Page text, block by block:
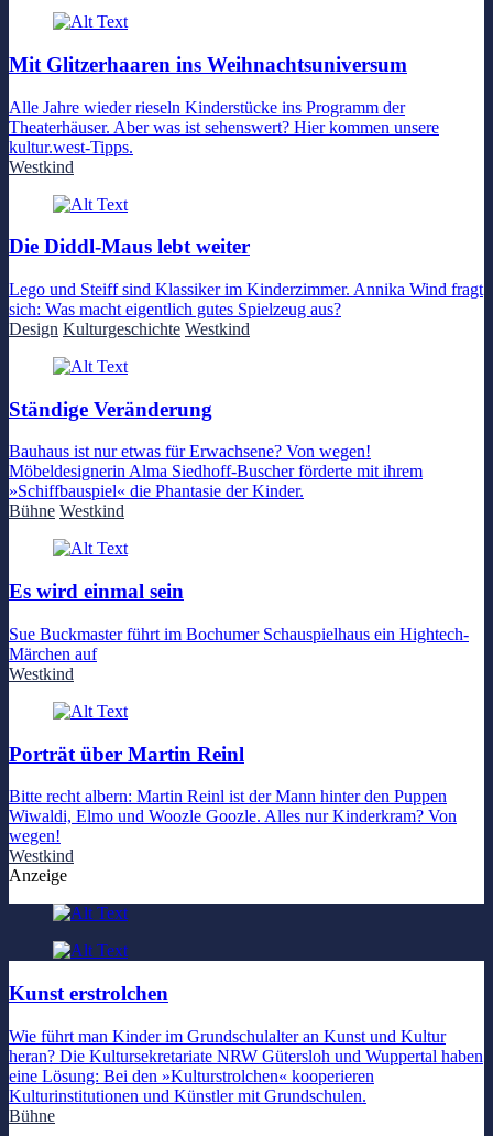
Mit Glitzerhaaren ins Weihnachtsuniversum
Alle Jahre wieder rieseln Kinderstücke ins Programm der
Theaterhäuser. Aber was ist sehenswert? Hier kommen unsere
kultur.west-Tipps.
Westkind
Die Diddl-Maus lebt weiter
Lego und Steiff sind Klassiker im Kinderzimmer. Annika Wind fragt
sich: Was macht eigentlich gutes Spielzeug aus?
Design Kulturgeschichte Westkind
Ständige Veränderung
Bauhaus ist nur etwas für Erwachsene? Von wegen!
Möbeldesignerin Alma Siedhoff-Buscher förderte mit ihrem
»Schiffbauspiel« die Phantasie der Kinder.
Bühne Westkind
Es wird einmal sein
Sue Buckmaster führt im Bochumer Schauspielhaus ein Hightech-
Märchen auf
Westkind
Porträt über Martin Reinl
Bitte recht albern: Martin Reinl ist der Mann hinter den Puppen
Wiwaldi, Elmo und Woozle Goozle. Alles nur Kinderkram? Von
wegen!
Westkind
Anzeige
Kunst erstrolchen
Wie führt man Kinder im Grundschulalter an Kunst und Kultur
heran? Die Kultursekretariate NRW Gütersloh und Wuppertal haben
eine Lösung: Bei den »Kulturstrolchen« kooperieren
Kulturinstitutionen und Künstler mit Grundschulen.
Bühne